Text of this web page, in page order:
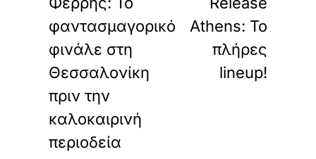
φαντασμαγορικό
φινάλε στη
Θεσσαλονίκη
πριν την
καλοκαιρινή
περιοδεία
Athens: Το
πλήρες
lineup!